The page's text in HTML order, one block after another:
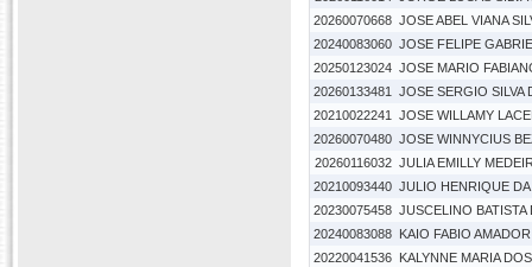
20260070668 JOSE ABEL VIANA
20240083060 JOSE FELIPE
20250123024 JOSE MARIO
20260133481
JOSE SERGIO SILVA
20210022241
JOSE WILLAMY
20260070480 JOSE WINNYCIUS
20260116032 JULIA EMILLY
20210093440 JULIO HENRIQUE
20230075458 JUSCELINO BATISTA
20240083088 KAIO FABIO
20220041536 KALYNNE MARIA